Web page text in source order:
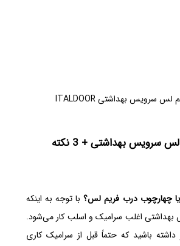
نصب درب فریم لس سرویس بهداشتی + 3 نکته
چهارچوب درب فریم لس؟با توجه به اینکه
بهداشتی اغلب سرامیک و اسلب کار می‌شود.
داشته باشید که حتماً قبل از سرامیک کاری